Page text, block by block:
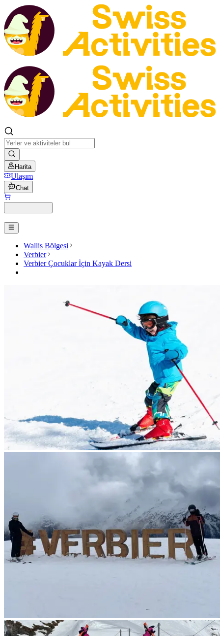
Harita
Ulaşım
Chat
Wallis Bölgesi
Verbier
Verbier Çocuklar İçin Kayak Dersi